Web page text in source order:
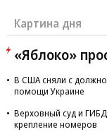
Картина дня
«Яблоко»
В США сняли с
помощи Украине
Верховный суд и
крепление номеров